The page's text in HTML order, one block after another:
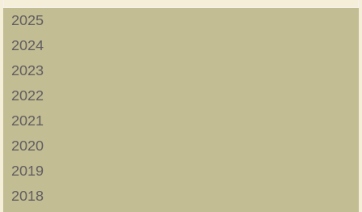
2025
2024
2023
2022
2021
2020
2019
2018